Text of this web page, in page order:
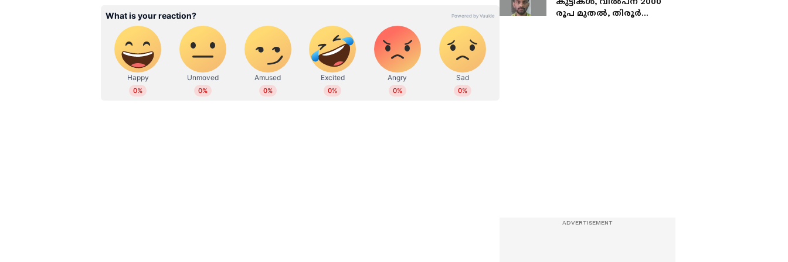
നേട്ടമാണെന്നും സൂപ്രണ്ട് വ്യക്തമാക്കി.
എഡിറ്റർ. ബികോം ബിരുദവും ജേണലിസം ആൻ്റ് മാസ് കമ്യൂണിക്കേഷനിൽ പോസ്റ്റ്
ഗ്രാജുവേറ്റ് ഡിപ്ലോമയും നേടി. കേരളം, ദേശീയം, അന്താരാഷ്ട്ര വാര്‍ത്തകള്‍,
ബിസിനസ്, ആരോഗ്യം, എന്റർടെയ്ൻമെൻ്റ് തുടങ്ങിയ വിഷയങ്ങളില്‍ എഴുതുന്നു. 12
വര്‍ഷത്തെ മാധ്യമപ്രവര്‍ത്തന കാലയളവില്‍ നിരവധി ഗ്രൗണ്ട് റിപ്പോര്‍ട്ടുകള്‍, ന്യൂസ്
സ്‌റ്റോറികള്‍, ഫീച്ചറുകള്‍, എക്‌സ്‌പ്ലൈന‍ർ വീഡിയോകൾ, വീഡിയോ അഭിമുഖങ്ങള്‍,
ലേഖനങ്ങള്‍ തുടങ്ങിയവ പ്രസിദ്ധീകരിച്ചു. പ്രിന്റ്, വിഷ്വല്‍, ഡിജിറ്റല്‍ മീഡിയകളില്‍
പ്രവര്‍ത്തനപരിചയം. ഇ മെയില്‍: kiran.gangadharan@asianetnews.in
രൂപ മുതൽ, തിരൂർ